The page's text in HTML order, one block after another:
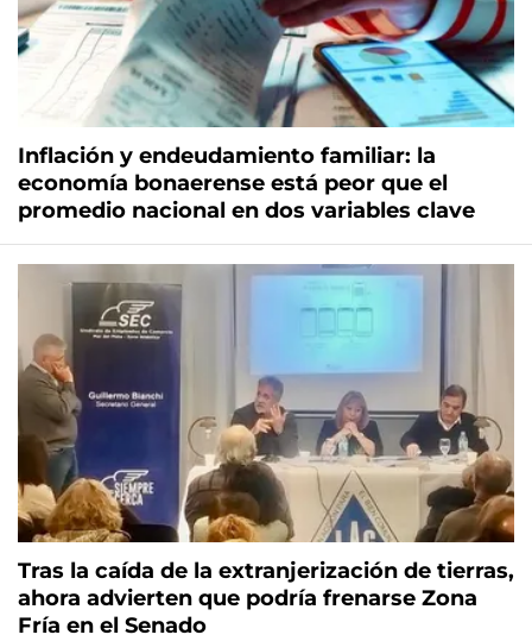
Inflación y endeudamiento familiar: la
economía bonaerense está peor que el
promedio nacional en dos variables clave
Tras la caída de la extranjerización de tierras,
ahora advierten que podría frenarse Zona
Fría en el Senado